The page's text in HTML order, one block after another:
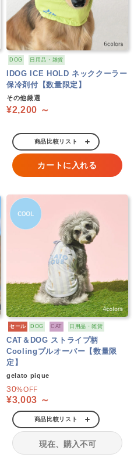
DOG 日用品・雑貨
IDOG ICE HOLD ネッククーラー
保冷剤付【数量限定】
その他厳選
¥2,200 ～
商品比較リスト
カートに入れる
セール DOG CAT 日用品・雑貨
CAT＆DOG ストライプ柄
Coolingプルオーバー【数量限
定】
gelato pique
30%OFF
¥3,003 ～
商品比較リスト
現在、購入不可